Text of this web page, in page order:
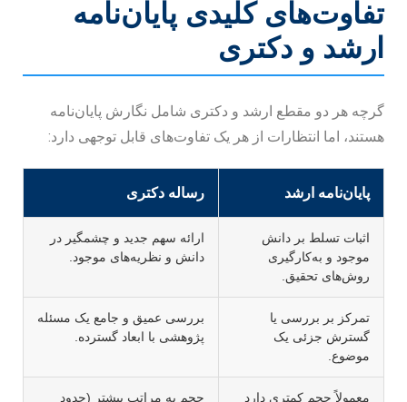
تفاوت‌های کلیدی پایان‌نامه
ارشد و دکتری
گرچه هر دو مقطع ارشد و دکتری شامل نگارش پایان‌نامه
هستند، اما انتظارات از هر یک تفاوت‌های قابل توجهی دارد:
پایان‌نامه ارشد رساله دکتری
اثبات تسلط بر دانش
موجود و به‌کارگیری
روش‌های تحقیق.
ارائه سهم جدید و چشمگیر در
دانش و نظریه‌های موجود.
تمرکز بر بررسی یا
گسترش جزئی یک
موضوع.
بررسی عمیق و جامع یک مسئله
پژوهشی با ابعاد گسترده.
معمولاً حجم کمتری دارد حجم به مراتب بیشتر (حدود